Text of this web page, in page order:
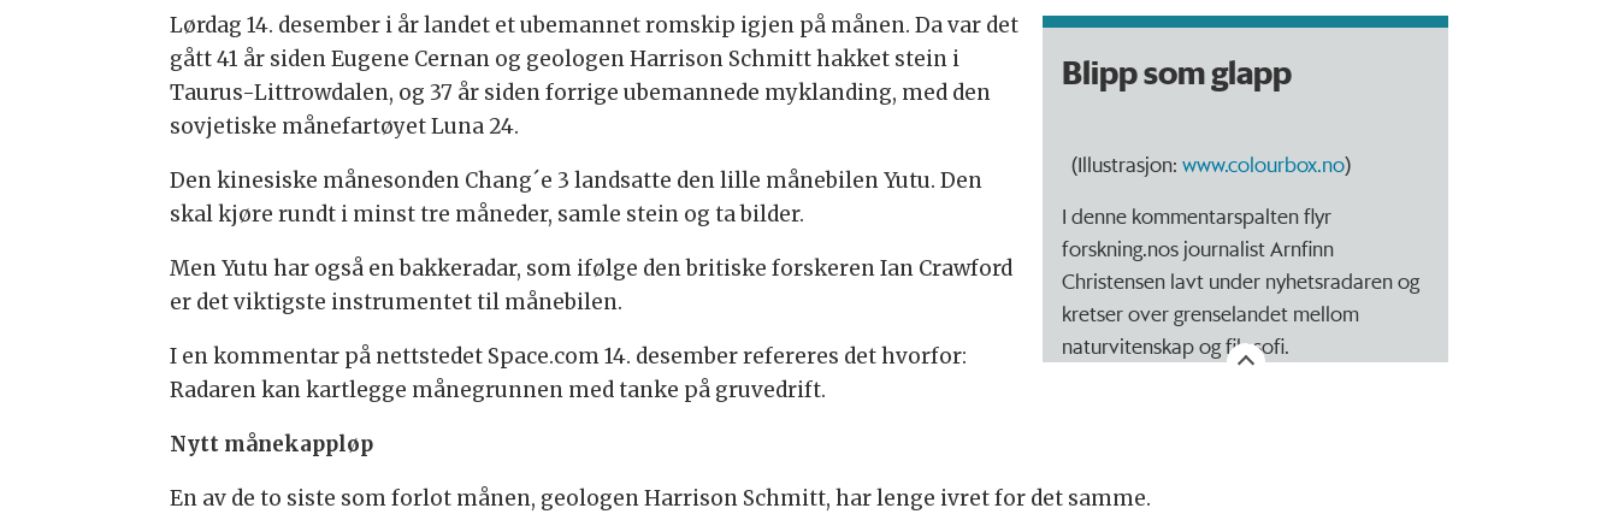
Blipp som glapp
(Illustrasjon:www.colourbox.no)
I denne kommentarspalten flyr
forskning.nos journalist Arnfinn
Christensen lavt under nyhetsradaren og
kretser over grenselandet mellom
naturvitenskap og filosofi.
Lørdag 14. desember i år landet et ubemannet romskip igjen på månen. Da var det
gått 41 år siden Eugene Cernan og geologen Harrison Schmitt hakket stein i
Taurus-Littrowdalen, og 37 år siden forrige ubemannede myklanding, med den
sovjetiske månefartøyet Luna 24.
Den kinesiske månesonden Chang´e 3 landsatte den lille månebilen Yutu. Den
skal kjøre rundt i minst tre måneder, samle stein og ta bilder.
Men Yutu har også en bakkeradar, som ifølge den britiske forskeren Ian Crawford
er det viktigste instrumentet til månebilen.
I en kommentar på nettstedet Space.com 14. desember refereres det hvorfor:
Radaren kan kartlegge månegrunnen med tanke på gruvedrift.
Nytt månekappløp
En av de to siste som forlot månen, geologen Harrison Schmitt, har lenge ivret for det samme.